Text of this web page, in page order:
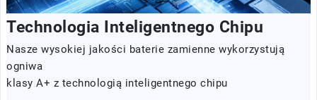
Technologia Inteligentnego Chipu
Nasze wysokiej jakości baterie zamienne wykorzystują
ogniwa
klasy A+ z technologią inteligentnego chipu